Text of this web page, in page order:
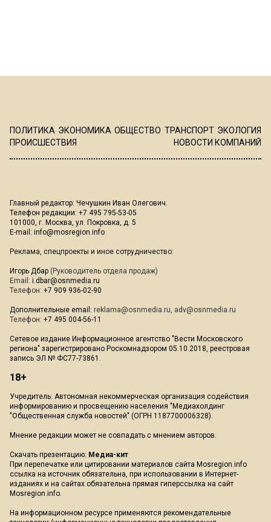
ПОЛИТИКА ЭКОНОМИКА ОБЩЕСТВО ТРАНСПОРТ ЭКОЛОГИЯ
ПРОИСШЕСТВИЯ
НОВОСТИ КОМПАНИЙ
Главный редактор: Чечушкин Иван Олегович.
Телефон редакции: +7 495 795-53-05
101000, г. Москва, ул. Покровка, д. 5
E-mail: info@mosregion.info
Реклама, спецпроекты и иное сотрудничество:
Игорь Дбар (Руководитель отдела продаж)
Email: i.dbar@osnmedia.ru
Телефон: +7 909 936-02-90
Дополнительные email: reklama@osnmedia.ru, adv@osnmedia.ru
Телефон: +7 495 004-56-11
Сетевое издание Информационное агентство "Вести Московского
региона" зарегистрировано Роскомнадзором 05.10.2018, реестровая
запись ЭЛ № ФС77-73861.
18+
Учредитель: Автономная некоммерческая организация содействия
информированию и просвещению населения "Медиахолдинг
"Общественная служба новостей" (ОГРН 1187700006328).
Мнение редакции может не совпадать с мнением авторов.
Скачать презентацию: Медиа-кит
При перепечатке или цитировании материалов сайта Mosregion.info
ссылка на источник обязательна, при использовании в Интернет-
изданиях и на сайтах обязательна прямая гиперссылка на сайт
Mosregion.info.
На информационном ресурсе применяются рекомендательные